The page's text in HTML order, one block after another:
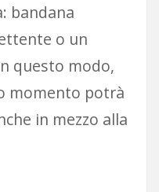
bandana
o un
questo modo,
momento potrà
in mezzo alla